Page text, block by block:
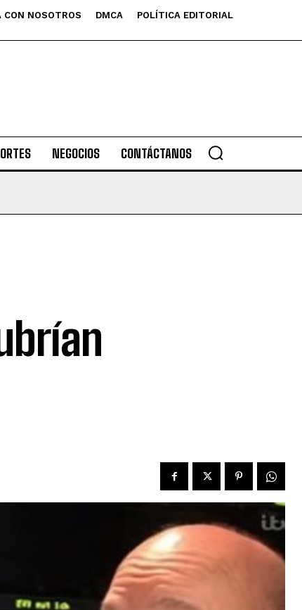
CON NOSOTROS DMCA
POLÍTICA EDITORIAL
NEGOCIOS CONTÁCTANOS